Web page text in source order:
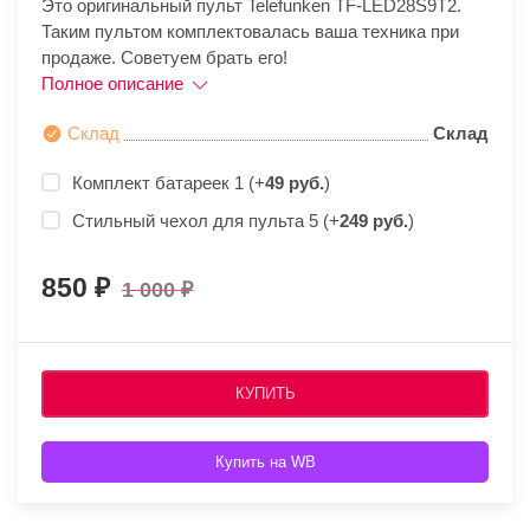
Это оригинальный пульт Telefunken TF-LED28S9T2.
Таким пультом комплектовалась ваша техника при
продаже. Советуем брать его!
Полное описание
Склад Склад
Комплект батареек 1 (+49 руб.)
Стильный чехол для пульта 5 (+249 руб.)
850 1 000
КУПИТЬ
Купить на WB